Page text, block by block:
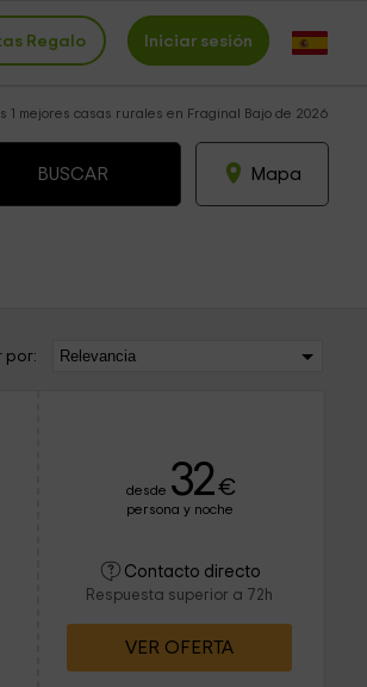
Regalo Iniciar sesión
1 mejores casas rurales en Fraginal Bajo de 2026
Mapa
por:
desde 32€
persona y noche
Contacto directo
Respuesta superior a 72h
VER OFERTA